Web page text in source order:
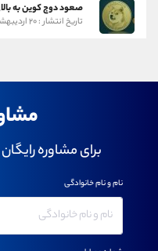
صعود دوج کوین به بالای 0.1
تاریخ انتشار : ۲۰ اردیبهشت ۱۴۰۵
برای مشاوره
نام و نام خانوادگی